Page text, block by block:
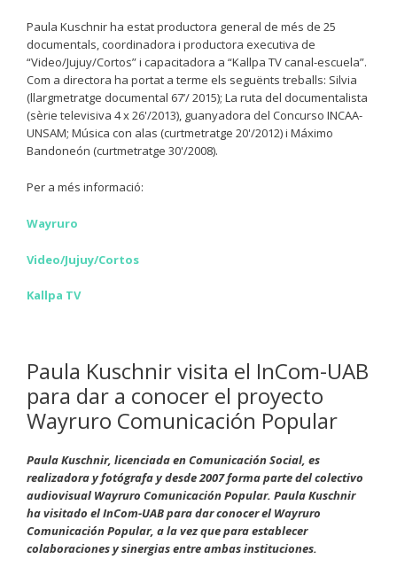
Paula Kuschnir ha estat productora general de més de 25
documentals, coordinadora i productora executiva de
“Video/Jujuy/Cortos” i capacitadora a “Kallpa TV canal-escuela”.
Com a directora ha portat a terme els seguënts treballs: Silvia
(llargmetratge documental 67’/ 2015); La ruta del documentalista
(sèrie televisiva 4 x 26'/2013), guanyadora del Concurso INCAA-
UNSAM; Música con alas (curtmetratge 20'/2012) i Máximo
Bandoneón (curtmetratge 30'/2008).
Per a més informació:
Wayruro
Video/Jujuy/Cortos
Kallpa TV
Paula Kuschnir visita el InCom-UAB
para dar a conocer el proyecto
Wayruro Comunicación Popular
Paula Kuschnir, licenciada en Comunicación Social, es
realizadora y fotógrafa y desde 2007 forma parte del colectivo
audiovisual Wayruro Comunicación Popular. Paula Kuschnir
ha visitado el InCom-UAB para dar conocer el Wayruro
Comunicación Popular, a la vez que para establecer
colaboraciones y sinergias entre ambas instituciones.